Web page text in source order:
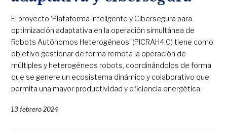
El proyecto ‘Plataforma Inteligente y Cibersegura para
optimización adaptativa en la operación simultánea de
Robots Autónomos Heterogéneos’ (PICRAH4.0) tiene como
objetivo gestionar de forma remota la operación de
múltiples y heterogéneos robots, coordinándolos de forma
que se genere un ecosistema dinámico y colaborativo que
permita una mayor productividad y eficiencia energética.
13 febrero 2024